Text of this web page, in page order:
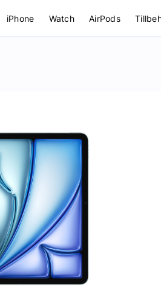
iPhone Watch AirPods